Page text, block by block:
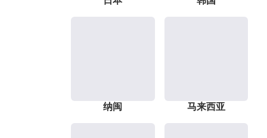
纳闽 马来西亚